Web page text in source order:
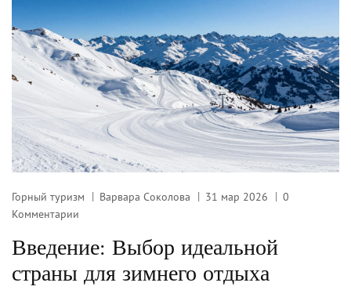
Горный туризм Варвара Соколова 31 мар 2026
0
Комментарии
Введение: Выбор идеальной
страны для зимнего отдыха